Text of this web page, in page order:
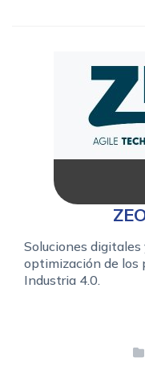
Soluciones
optimización de los
Industria 4.0.